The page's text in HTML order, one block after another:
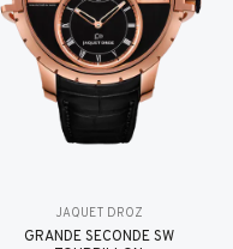
JAQUET DROZ
GRANDE SECONDE SW